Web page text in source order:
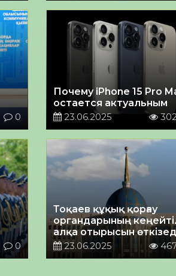
0
Почему iPhone 15 Pro
остается актуальным
23.06.2025
0
Тоқаев құқық қорғау
органдарының
алқа отырысын
23.06.2025